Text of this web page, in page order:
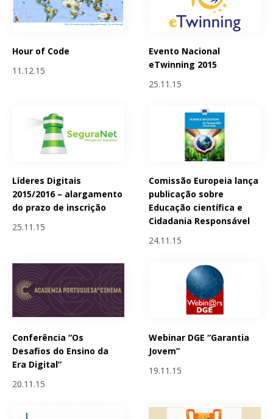
Hour of Code
11.12.15
Evento Nacional
eTwinning 2015
25.11.15
Líderes Digitais
2015/2016 – alargamento
do prazo de inscrição
25.11.15
Comissão Europeia lança
publicação sobre
Educação científica e
Cidadania Responsável
24.11.15
Conferência “Os
Desafios do Ensino da
Era Digital”
20.11.15
Webinar DGE “Garantia
Jovem”
19.11.15